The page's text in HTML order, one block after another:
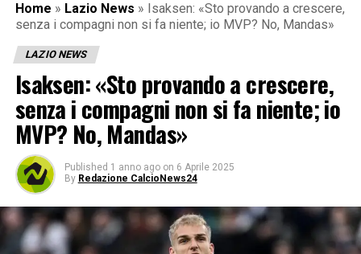
Home » Lazio News » Isaksen: «Sto provando a crescere,
senza i compagni non si fa niente; io MVP? No, Mandas»
LAZIO NEWS
Isaksen: «Sto provando a crescere,
senza i compagni non si fa niente; io
MVP? No, Mandas»
Published 1 anno ago on 6 Aprile 2025
By Redazione CalcioNews24